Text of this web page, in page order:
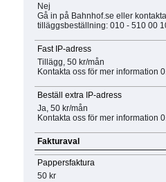
Nej
Gå in på Bahnhof.se eller
tilläggsbeställning: 010 - 510 00
Fast IP-adress
Tillägg, 50 kr/mån
Kontakta oss för mer information
Beställ extra IP-adress
Ja, 50 kr/mån
Kontakta oss för mer information
Fakturaval
Pappersfaktura
50 kr